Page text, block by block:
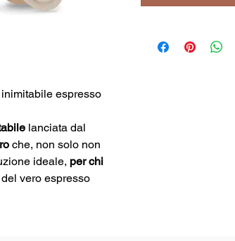
espresso
lanciata dal
che, non solo non
ideale, per chi
vero espresso